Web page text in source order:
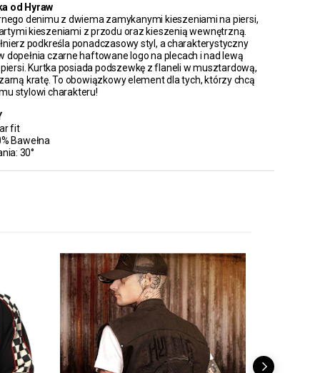
od Hyraw
denimu z dwiema zamykanymi kieszeniami na piersi,
kieszeniami z przodu oraz kieszenią wewnętrzną.
podkreśla ponadczasowy styl, a charakterystyczny
dopełnia czarne haftowane logo na plecach i nad lewą
Kurtka posiada podszewkę z flaneli w musztardową,
kratę. To obowiązkowy element dla tych, którzy chcą
stylowi charakteru!
fit
Bawełna
30°